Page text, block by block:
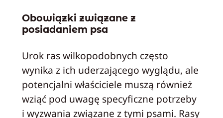
Obowiązki związane z
posiadaniem psa
Urok ras wilkopodobnych często
wynika z ich uderzającego wyglądu, ale
potencjalni właściciele muszą również
wziąć pod uwagę specyficzne potrzeby
i wyzwania związane z tymi psami. Rasy